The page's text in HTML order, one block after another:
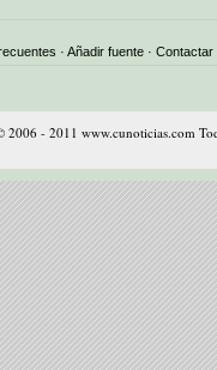
· Añadir fuente · Contactar
2006 - 2011 www.cunoticias.com